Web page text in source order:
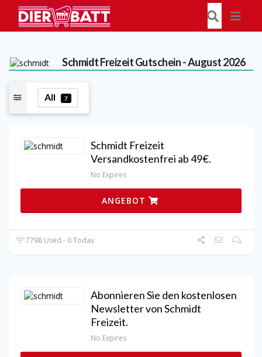
Schmidt FreizeitGutschein - August 2026
All 7
Schmidt Freizeit
Versandkostenfrei ab 49€.
No Expires
ANGEBOT
7798 Used - 0 Today
Abonnieren Sie den kostenlosen
Newsletter von Schmidt
Freizeit.
No Expires